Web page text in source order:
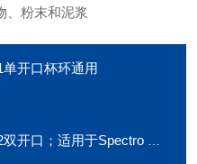
、粉末和泥浆
开口杯环通用
适用于Spectro XEPOS XLAB 2000